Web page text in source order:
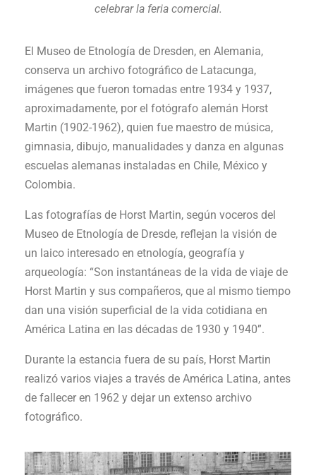
celebrar la feria comercial.
El Museo de Etnología de Dresden, en Alemania,
conserva un archivo fotográfico de Latacunga,
imágenes que fueron tomadas entre 1934 y 1937,
aproximadamente, por el fotógrafo alemán Horst
Martin (1902-1962), quien fue maestro de música,
gimnasia, dibujo, manualidades y danza en algunas
escuelas alemanas instaladas en Chile, México y
Colombia.
Las fotografías de Horst Martin, según voceros del
Museo de Etnología de Dresde, reflejan la visión de
un laico interesado en etnología, geografía y
arqueología: “Son instantáneas de la vida de viaje de
Horst Martin y sus compañeros, que al mismo tiempo
dan una visión superficial de la vida cotidiana en
América Latina en las décadas de 1930 y 1940”.
Durante la estancia fuera de su país, Horst Martin
realizó varios viajes a través de América Latina, antes
de fallecer en 1962 y dejar un extenso archivo
fotográfico.